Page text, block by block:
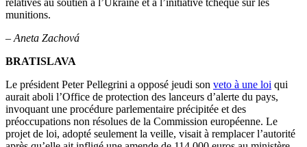
relatives au soutien à l’Ukraine et à l’initiative tchèque sur les
munitions.
– Aneta Zachová
BRATISLAVA
Le président Peter Pellegrini a opposé jeudi son veto à une loi qui
aurait aboli l’Office de protection des lanceurs d’alerte du pays,
invoquant une procédure parlementaire précipitée et des
préoccupations non résolues de la Commission européenne. Le
projet de loi, adopté seulement la veille, visait à remplacer l’autorité